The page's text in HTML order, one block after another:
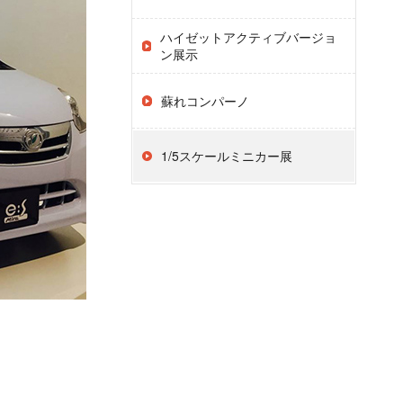
ハイゼットアクティブバージョ
ン展示
蘇れコンパーノ
1/5スケールミニカー展